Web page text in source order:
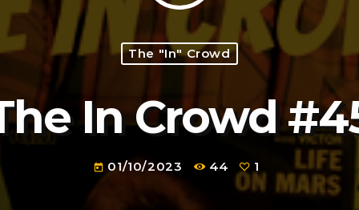
The "In" Crowd
In Crowd
today 01/10/2023 44 1